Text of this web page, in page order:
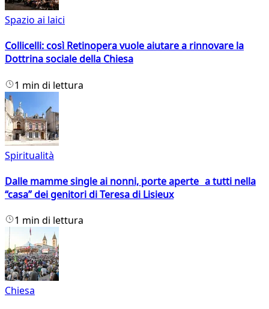
Spazio ai laici
Collicelli: così Retinopera vuole aiutare a rinnovare la
Dottrina sociale della Chiesa
1 min di lettura
Spiritualità
Dalle mamme single ai nonni, porte aperte a tutti nella
“casa” dei genitori di Teresa di Lisieux
1 min di lettura
Chiesa